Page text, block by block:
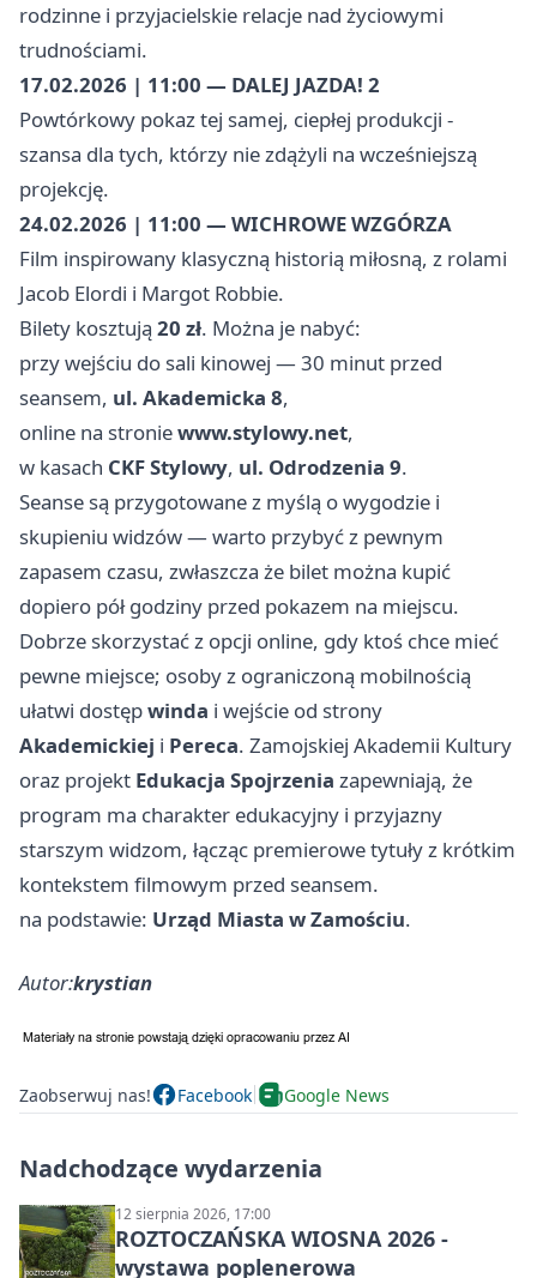
rodzinne i przyjacielskie relacje nad życiowymi
trudnościami.
17.02.2026 | 11:00 — DALEJ JAZDA! 2
Powtórkowy pokaz tej samej, ciepłej produkcji -
szansa dla tych, którzy nie zdążyli na wcześniejszą
projekcję.
24.02.2026 | 11:00 — WICHROWE WZGÓRZA
Film inspirowany klasyczną historią miłosną, z rolami
Jacob Elordi i Margot Robbie.
Bilety kosztują 20 zł. Można je nabyć:
przy wejściu do sali kinowej — 30 minut przed
seansem, ul. Akademicka 8,
online na stroniewww.stylowy.net,
w kasach CKF Stylowy, ul. Odrodzenia 9.
Seanse są przygotowane z myślą o wygodzie i
skupieniu widzów — warto przybyć z pewnym
zapasem czasu, zwłaszcza że bilet można kupić
dopiero pół godziny przed pokazem na miejscu.
Dobrze skorzystać z opcji online, gdy ktoś chce mieć
pewne miejsce; osoby z ograniczoną mobilnością
ułatwi dostępwinda i wejście od strony
Akademickiej i Pereca. Zamojskiej Akademii Kultury
oraz projekt Edukacja Spojrzenia zapewniają, że
program ma charakter edukacyjny i przyjazny
starszym widzom, łącząc premierowe tytuły z krótkim
kontekstem filmowym przed seansem.
na podstawie: Urząd Miasta w Zamościu.
Autor:krystian
Zaobserwuj nas! Facebook Google News
Nadchodzące wydarzenia
12 sierpnia 2026, 17:00
ROZTOCZAŃSKA WIOSNA 2026 -
wystawa poplenerowa